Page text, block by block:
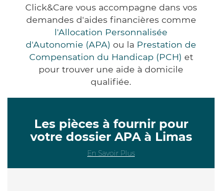
Click&Care vous accompagne dans vos
demandes d'aides financières comme
l'Allocation Personnalisée
d'Autonomie (APA) ou la Prestation de
Compensation du Handicap (PCH) et
pour trouver une aide à domicile
qualifiée.
Les pièces à fournir pour
votre dossier APA à Limas
En Savoir Plus